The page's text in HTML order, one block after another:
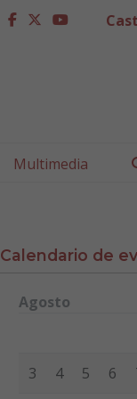
facebook
twitter
Multimedia
Calendario de
Agosto
3 4 5 6